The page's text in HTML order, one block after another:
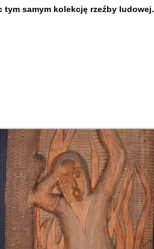
tym samym kolekcję rzeźby ludowej.